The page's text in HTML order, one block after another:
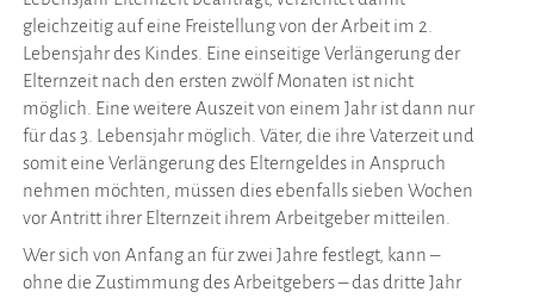
gleichzeitig auf eine Freistellung von der Arbeit im 2.
Lebensjahr des Kindes. Eine einseitige Verlängerung der
Elternzeit nach den ersten zwölf Monaten ist nicht
möglich. Eine weitere Auszeit von einem Jahr ist dann nur
für das 3. Lebensjahr möglich. Väter, die ihre Vaterzeit und
somit eine Verlängerung des Elterngeldes in Anspruch
nehmen möchten, müssen dies ebenfalls sieben Wochen
vor Antritt ihrer Elternzeit ihrem Arbeitgeber mitteilen.
Wer sich von Anfang an für zwei Jahre festlegt, kann –
ohne die Zustimmung des Arbeitgebers – das dritte Jahr